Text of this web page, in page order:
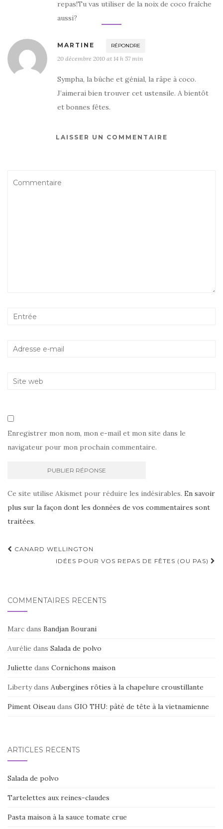
repas!Tu vas utiliser de la noix de coco fraîche
aussi?
MARTINE RÉPONDRE
20 décembre 2010 at 14 h 57 min
Sympha, la bûche et génial, la râpe à coco.
J’aimerai bien trouver cet ustensile. A bientôt
et bonnes fêtes.
LAISSER UN COMMENTAIRE
Enregistrer mon nom, mon e-mail et mon site dans le
navigateur pour mon prochain commentaire.
Ce site utilise Akismet pour réduire les indésirables. En savoir
plus sur la façon dont les données de vos commentaires sont
traitées.
Navigation
d'article
CANARD WELLINGTON
IDÉES POUR VOS REPAS DE FÊTES (OU PAS)
COMMENTAIRES RÉCENTS
Marc dans Bandjan Bourani
Aurélie dans Salada de polvo
Juliette dans Cornichons maison
Libertydans Aubergines rôties à la chapelure croustillante
Piment Oiseau dans GIO THU: pâté de tête à la vietnamienne
ARTICLES RÉCENTS
Salada de polvo
Tartelettes aux reines-claudes
Pasta maison à la sauce tomate crue